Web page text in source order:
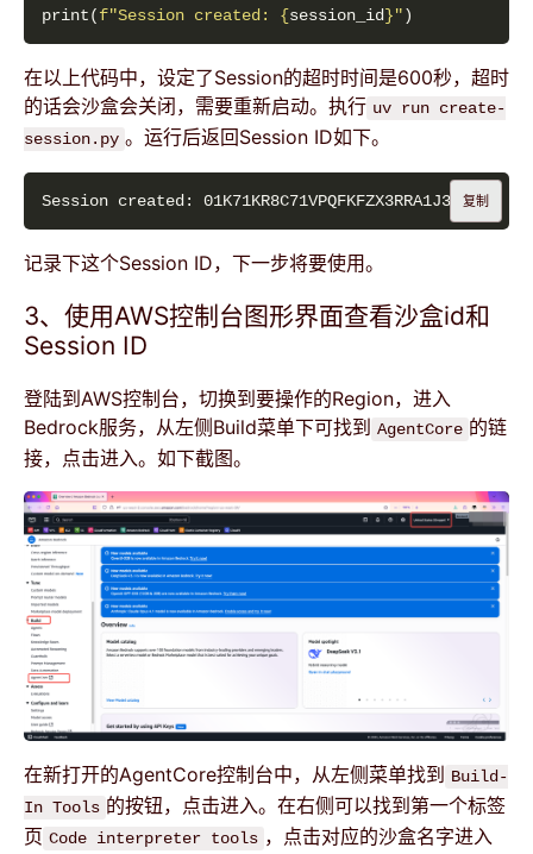
print(f"Session created: {session_id}"
在以上代码中，设定了Session的超时时间是600秒，超时
的话会沙盒会关闭，需要重新启动。执行 uv run create-
session.py 。运行后返回Session ID如下。
复制
记录下这个Session ID，下一步将要使用。
3、使用AWS控制台图形界面查看沙盒id和
Session ID
登陆到AWS控制台，切换到要操作的Region，进入
Bedrock服务，从左侧Build菜单下可找到 AgentCore 的链
接，点击进入。如下截图。
在新打开的AgentCore控制台中，从左侧菜单找到
Build-
In Tools 的按钮，点击进入。在右侧可以找到第一个标签
页 Code interpreter tools ，点击对应的沙盒名字进入